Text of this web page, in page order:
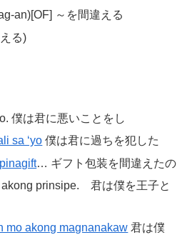
an)[OF] ～を間違える
る)
僕は君に悪いことをし
sa ‘yo 僕は君に過ちを犯した
… ギフト包装を間違えたの
akong prinsipe. 君は僕を王子と
mo akong magnanakaw 君は僕